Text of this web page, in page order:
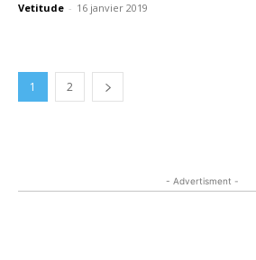
Vetitude - 16 janvier 2019
1 2
- Advertisment -